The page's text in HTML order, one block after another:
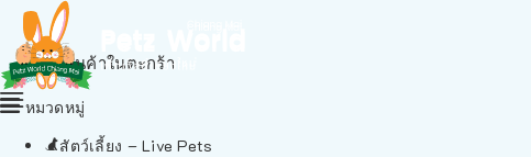
ไม่มีสินค้าในตะกร้า
หมวดหมู่
สัตว์เลี้ยง – Live Pets